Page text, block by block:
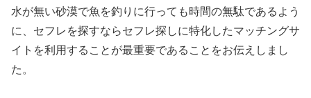
水が無い砂漠で魚を釣りに行っても時間の無駄であるよう
に、セフレを探すならセフレ探しに特化したマッチングサ
イトを利用することが最重要であることをお伝えしまし
た。